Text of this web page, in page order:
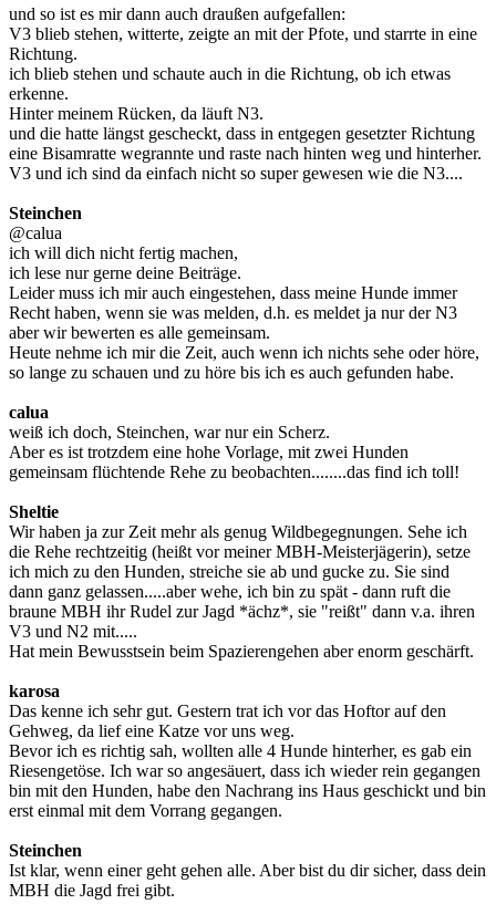
und so ist es mir dann auch draußen aufgefallen:
V3 blieb stehen, witterte, zeigte an mit der Pfote, und starrte in eine
Richtung.
ich blieb stehen und schaute auch in die Richtung, ob ich etwas
erkenne.
Hinter meinem Rücken, da läuft N3.
und die hatte längst gescheckt, dass in entgegen gesetzter Richtung
eine Bisamratte wegrannte und raste nach hinten weg und hinterher.
V3 und ich sind da einfach nicht so super gewesen wie die N3....
Steinchen
@calua
ich will dich nicht fertig machen,
ich lese nur gerne deine Beiträge.
Leider muss ich mir auch eingestehen, dass meine Hunde immer
Recht haben, wenn sie was melden, d.h. es meldet ja nur der N3
aber wir bewerten es alle gemeinsam.
Heute nehme ich mir die Zeit, auch wenn ich nichts sehe oder höre,
so lange zu schauen und zu höre bis ich es auch gefunden habe.
calua
weiß ich doch, Steinchen, war nur ein Scherz.
Aber es ist trotzdem eine hohe Vorlage, mit zwei Hunden
gemeinsam flüchtende Rehe zu beobachten........das find ich toll!
Sheltie
Wir haben ja zur Zeit mehr als genug Wildbegegnungen. Sehe ich
die Rehe rechtzeitig (heißt vor meiner MBH-Meisterjägerin), setze
ich mich zu den Hunden, streiche sie ab und gucke zu. Sie sind
dann ganz gelassen.....aber wehe, ich bin zu spät - dann ruft die
braune MBH ihr Rudel zur Jagd *ächz*, sie "reißt" dann v.a. ihren
V3 und N2 mit.....
Hat mein Bewusstsein beim Spazierengehen aber enorm geschärft.
karosa
Das kenne ich sehr gut. Gestern trat ich vor das Hoftor auf den
Gehweg, da lief eine Katze vor uns weg.
Bevor ich es richtig sah, wollten alle 4 Hunde hinterher, es gab ein
Riesengetöse. Ich war so angesäuert, dass ich wieder rein gegangen
bin mit den Hunden, habe den Nachrang ins Haus geschickt und bin
erst einmal mit dem Vorrang gegangen.
Steinchen
Ist klar, wenn einer geht gehen alle. Aber bist du dir sicher, dass dein
MBH die Jagd frei gibt.